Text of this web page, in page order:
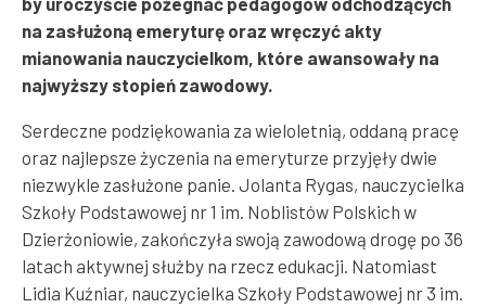
na zasłużoną emeryturę oraz wręczyć akty
mianowania nauczycielkom, które awansowały na
najwyższy stopień zawodowy.
Serdeczne podziękowania za wieloletnią, oddaną pracę
oraz najlepsze życzenia na emeryturze przyjęły dwie
niezwykle zasłużone panie. Jolanta Rygas, nauczycielka
Szkoły Podstawowej nr 1 im. Noblistów Polskich w
Dzierżoniowie, zakończyła swoją zawodową drogę po 36
latach aktywnej służby na rzecz edukacji. Natomiast
Lidia Kuźniar, nauczycielka Szkoły Podstawowej nr 3 im.